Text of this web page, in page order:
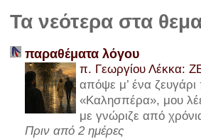
Τα νεότερα στα
παραθέματα λόγου
π. Γεωργίου Λέκκα:
απόψε μ’ ένα
«Καλησπέρα», μου
με γνώριζε από
Πριν από 2 ημέρες